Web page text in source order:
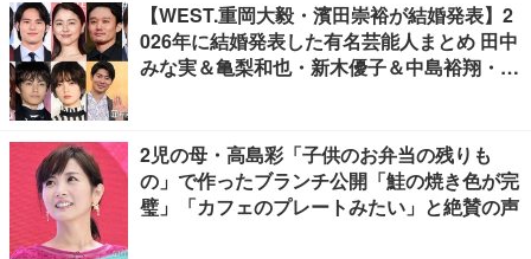
【WEST.重岡大毅・濱田崇裕が結婚発表】2
026年に結婚発表した有名芸能人まとめ 田中
みな実＆亀梨和也・新木優子＆中島裕翔・川
2児の母・高島彩「子供のお弁当の残りも
の」で作ったブランチ公開「鮭の焼き色が完
璧」「カフェのプレートみたい」と絶賛の声